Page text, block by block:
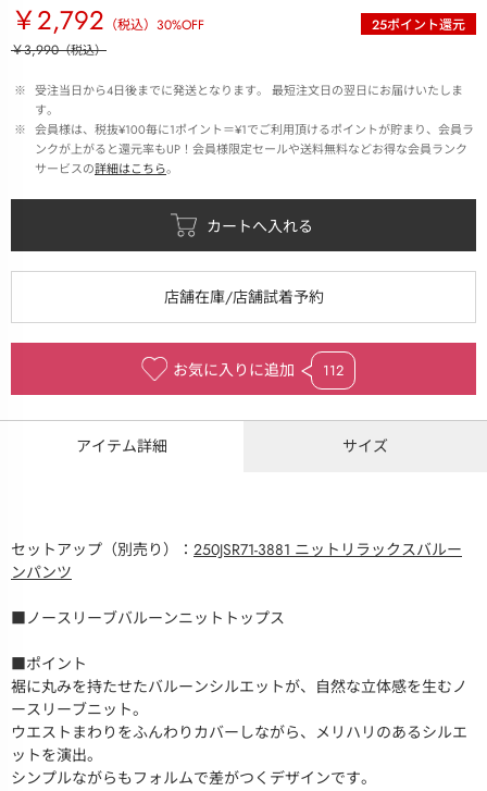
￥2,792 （税込） 30%OFF 25ポイント還元
￥3,990（税込）
※ 受注当日から4日後までに発送となります。 最短注文日の翌日にお届けいたしま
す。
※ 会員様は、税抜¥100毎に1ポイント＝¥1でご利用頂けるポイントが貯まり、会員ラ
ンクが上がると還元率もUP！会員様限定セールや送料無料などお得な会員ランク
サービスの詳細はこちら。
お気に入りに追加 112
アイテム詳細 サイズ
セットアップ（別売り）： 250JSR71-3881 ニットリラックスバルー
ンパンツ
■ノースリーブバルーンニットトップス
■ポイント
裾に丸みを持たせたバルーンシルエットが、自然な立体感を生むノ
ースリーブニット。
ウエストまわりをふんわりカバーしながら、メリハリのあるシルエ
ットを演出。
シンプルながらもフォルムで差がつくデザインです。